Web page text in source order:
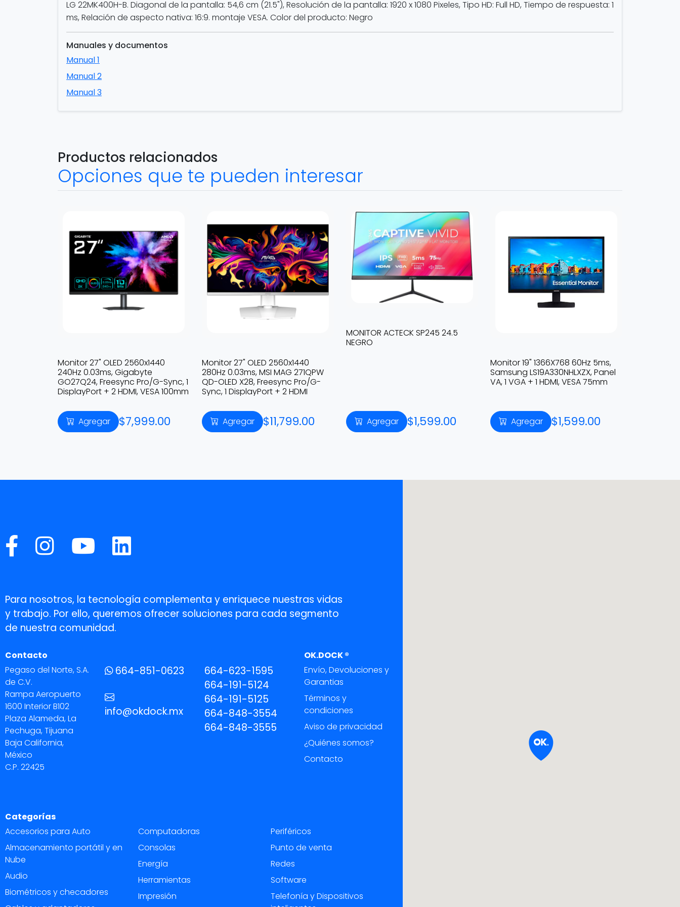
LG 22MK400H-B. Diagonal de la pantalla: 54,6 cm (21.5"), Resolución de la pantalla: 1920 x 1080 Pixeles, Tipo HD: Full HD, Tiempo de respuesta: 1
ms, Relación de aspecto nativa: 16:9. montaje VESA. Color del producto: Negro
Manuales y documentos
Manual 1
Manual 2
Manual 3
Productos relacionados
Opciones que te pueden interesar
Monitor 27" OLED 2560x1440
240Hz 0.03ms, Gigabyte
GO27Q24, Freesync Pro/G-Sync, 1
DisplayPort + 2 HDMI, VESA 100mm
Agregar $7,999.00
Monitor 27" OLED 2560x1440
280Hz 0.03ms, MSI MAG 271QPW
QD-OLED X28, Freesync Pro/G-
Sync, 1 DisplayPort + 2 HDMI
Agregar $11,799.00
MONITOR ACTECK SP245 24.5
NEGRO
Agregar $1,599.00
Monitor 19" 1366X768 60Hz 5ms,
Samsung LS19A330NHLXZX, Panel
VA, 1 VGA + 1 HDMI, VESA 75mm
Agregar $1,599.00
Para nosotros, la tecnología complementa y enriquece nuestras vidas
y trabajo. Por ello, queremos ofrecer soluciones para cada segmento
de nuestra comunidad.
Contacto
Pegaso del Norte, S.A.
de C.V.
Rampa Aeropuerto
1600 Interior B102
Plaza Alameda, La
Pechuga, Tijuana
Baja California,
México
C.P. 22425
664-851-0623
info@okdock.mx
664-623-1595
664-191-5124
664-191-5125
664-848-3554
664-848-3555
OK.DOCK ®
Envío, Devoluciones y
Garantias
Términos y
condiciones
Aviso de privacidad
¿Quiénes somos?
Contacto
Categorías
Accesorios para Auto
Almacenamiento portátil y en
Nube
Audio
Biométricos y checadores
Computadoras
Consolas
Energía
Herramientas
Impresión
Periféricos
Punto de venta
Redes
Software
Telefonía y Dispositivos